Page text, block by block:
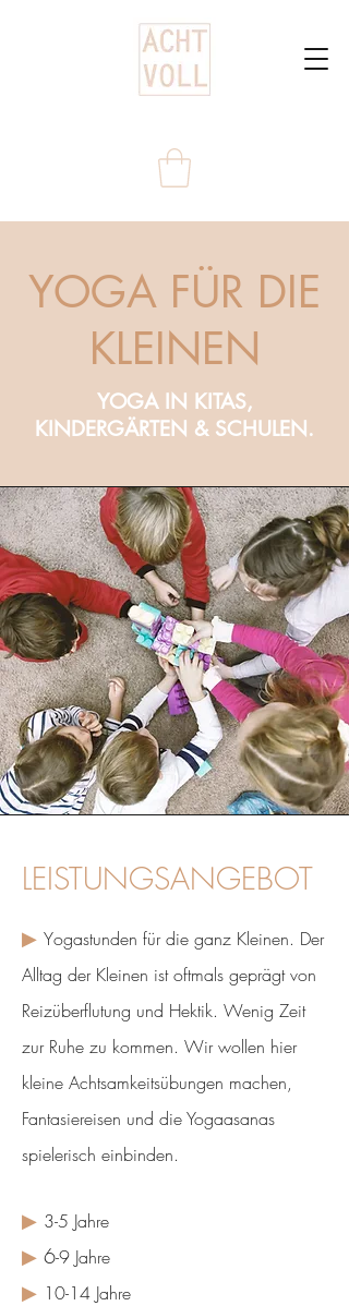
YOGA FÜR DIE
KLEINEN
YOGA IN KITAS,
KINDERGÄRTEN & SCHULEN.
LEISTUNGSANGEBOT
▶ Yogastunden für die ganz Kleinen. Der
Alltag der Kleinen ist oftmals geprägt von
Reizüberflutung und Hektik. Wenig Zeit
zur Ruhe zu kommen. Wir wollen hier
kleine Achtsamkeitsübungen machen,
Fantasiereisen und die Yogaasanas
spielerisch einbinden.
▶ 3-5 Jahre
▶ 6-9 Jahre
▶ 10-14 Jahre